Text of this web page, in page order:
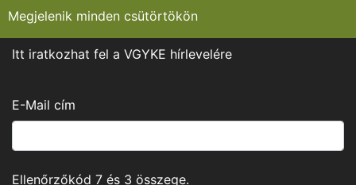
Megjelenik minden csütörtökön
Itt iratkozhat fel a VGYKE hírlevelére
E-Mail cím
Ellenőrzőkód 7 és 3 összege.